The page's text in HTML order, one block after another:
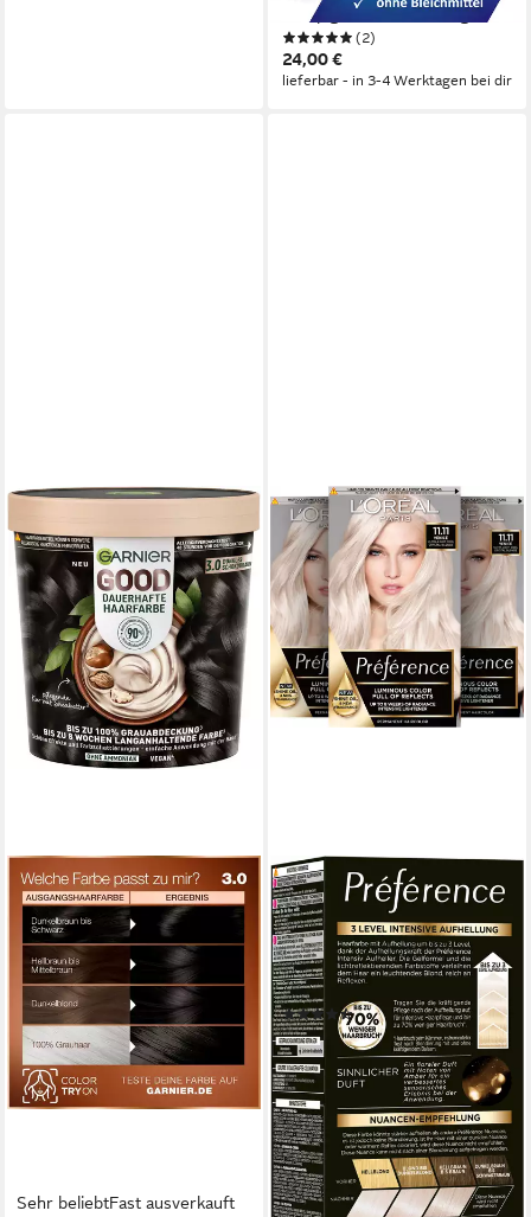
Farbpigmenten, Packung
(2)
24,00 €
lieferbar - in 3-4 Werktagen bei dir
Sehr beliebtFast ausverkauft
L'ORÉAL PARIS
Coloration PRÉFÉRENCE
HAARFARBE, Packung, 3-tlg.,
dauerhafte Haarcoloration mit
100% Grauabdeckung
(26)
23,99 € UVP29,97 €
(8,00 €/ 1 Stk)
-20%
lieferbar - in 1-2 Werktagen bei dir
+13